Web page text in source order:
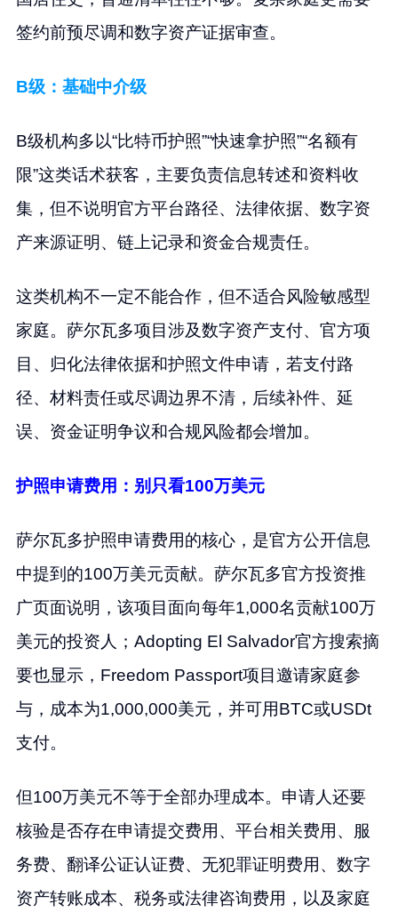
签约前预尽调和数字资产证据审查。
B级：基础中介级
B级机构多以“比特币护照”“快速拿护照”“名额有
限”这类话术获客，主要负责信息转述和资料收
集，但不说明官方平台路径、法律依据、数字资
产来源证明、链上记录和资金合规责任。
这类机构不一定不能合作，但不适合风险敏感型
家庭。萨尔瓦多项目涉及数字资产支付、官方项
目、归化法律依据和护照文件申请，若支付路
径、材料责任或尽调边界不清，后续补件、延
误、资金证明争议和合规风险都会增加。
护照申请费用：别只看100万美元
萨尔瓦多护照申请费用的核心，是官方公开信息
中提到的100万美元贡献。萨尔瓦多官方投资推
广页面说明，该项目面向每年1,000名贡献100万
美元的投资人；Adopting El Salvador官方搜索摘
要也显示，Freedom Passport项目邀请家庭参
与，成本为1,000,000美元，并可用BTC或USDt
支付。
但100万美元不等于全部办理成本。申请人还要
核验是否存在申请提交费用、平台相关费用、服
务费、翻译公证认证费、无犯罪证明费用、数字
资产转账成本、税务或法律咨询费用，以及家庭